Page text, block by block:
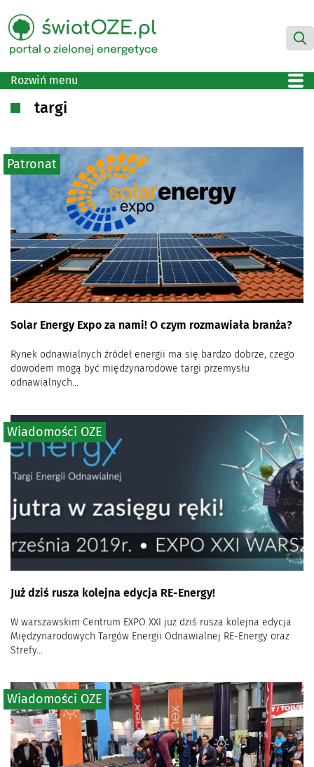
Rozwiń menu
targi
Solar Energy Expo za nami! O czym rozmawiała branża?
Rynek odnawialnych źródeł energii ma się bardzo dobrze, czego
dowodem mogą być międzynarodowe targi przemysłu
odnawialnych...
Patronat
Już dziś rusza kolejna edycja RE-Energy!
W warszawskim Centrum EXPO XXI już dziś rusza kolejna edycja
Międzynarodowych Targów Energii Odnawialnej RE-Energy oraz
Strefy...
Wiadomości OZE
Wiadomości OZE